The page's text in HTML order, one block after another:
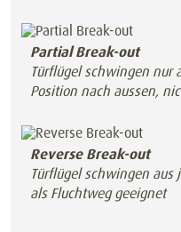
Partial Break-out
Türflügel schwingen nur
Position nach aussen,
Reverse Break-out
Türflügel schwingen aus
als Fluchtweg geeignet